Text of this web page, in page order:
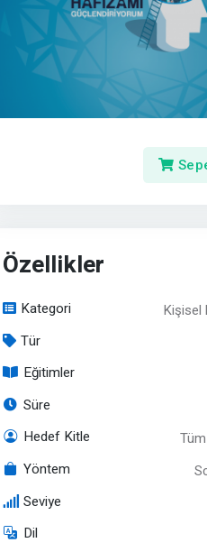
Özellikler
Kategori Kişisel
Tür
Eğitimler
Süre
Hedef Kitle
Yöntem
Seviye
Dil